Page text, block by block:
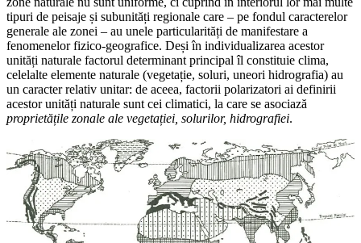
tipuri de peisaje și subunități regionale care – pe fondul caracterelor
generale ale zonei – au unele particularități de manifestare a
fenomenelor fizico-geografice. Deși în individualizarea acestor
unități naturale factorul determinant principal îl constituie clima,
celelalte elemente naturale (vegetație, soluri, uneori hidrografia) au
un caracter relativ unitar: de aceea, factorii polarizatori ai definirii
acestor unități naturale sunt cei climatici, la care se asociază
proprietățile zonale ale vegetației, solurilor, hidrografiei.